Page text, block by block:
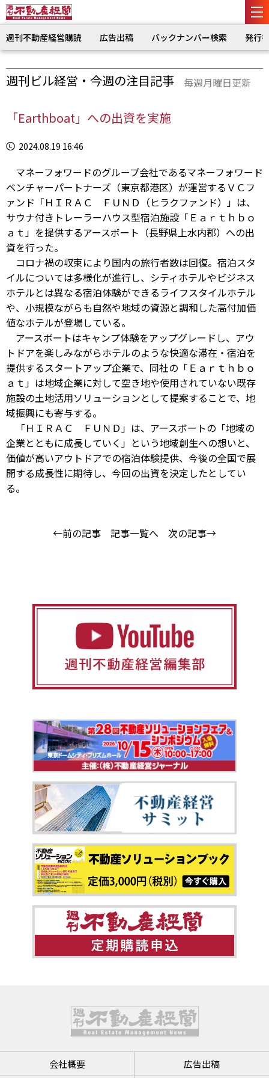
週刊不動産経営購読 広告出稿 バックナンバー検索 発行
週刊ビル経営・今週の注目記事 毎週月曜日更新
「Earthboat」への出資を実施
2024.08.19 16:46
マネーフォワードのグループ会社であるマネーフォワード
ベンチャーパートナーズ（東京都港区）が運営するＶＣフ
ァンド「ＨＩＲＡＣ ＦＵＮＤ（ヒラクファンド）」は、
サウナ付きトレーラーハウス型宿泊施設「Ｅａｒｔｈｂｏ
ａｔ」を提供するアースボート（長野県上水内郡）への出
資を行った。
コロナ禍の収束により国内の旅行者数は回復。宿泊スタ
イルについては多様化が進行し、シティホテルやビジネス
ホテルとは異なる宿泊体験ができるライフスタイルホテル
や、小規模ながらも自然や地域の資源と調和した高付加価
値なホテルが登場している。
アースボートはキャンプ体験をアップグレードし、アウ
トドアを楽しみながらホテルのような快適な滞在・宿泊を
提供するスタートアップ企業で、同社の「Ｅａｒｔｈｂｏ
ａｔ」は地域企業に対して空き地や使用されていない既存
施設の土地活用ソリューションとして提案することで、地
域振興にも寄与する。
「ＨＩＲＡＣ ＦＵＮＤ」は、アースボートの「地域の
企業とともに成長していく」という地域創生への想いと、
価値が高いアウトドアでの宿泊体験提供、今後の全国で展
開する成長性に期待し、今回の出資を決定したとしてい
る。
←前の記事 記事一覧へ 次の記事→
会社概要 広告出稿